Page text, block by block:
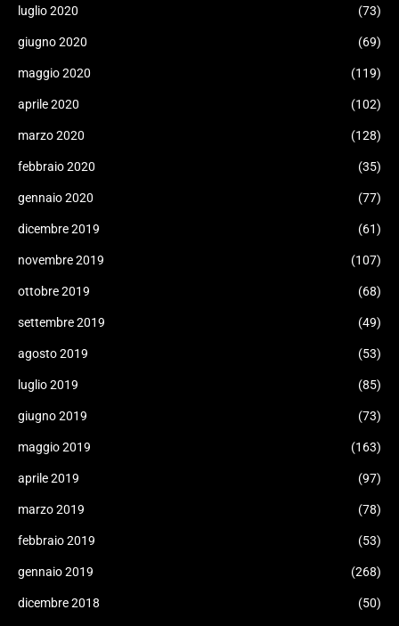
luglio 2020 (73)
giugno 2020 (69)
maggio 2020 (119)
aprile 2020 (102)
marzo 2020 (128)
febbraio 2020 (35)
gennaio 2020 (77)
dicembre 2019 (61)
novembre 2019 (107)
ottobre 2019 (68)
settembre 2019 (49)
agosto 2019 (53)
luglio 2019 (85)
giugno 2019 (73)
maggio 2019 (163)
aprile 2019 (97)
marzo 2019 (78)
febbraio 2019 (53)
gennaio 2019 (268)
dicembre 2018 (50)